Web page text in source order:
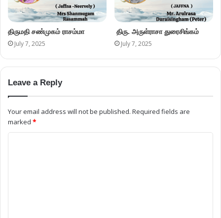
திருமதி சண்முகம் ராசம்மா
July 7, 2025
திரு. அருள்ராசா துரைசிங்கம்
July 7, 2025
Leave a Reply
Your email address will not be published. Required fields are
marked *